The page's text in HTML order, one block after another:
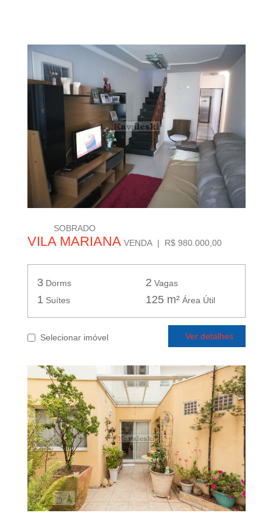
SOBRADO
VILA MARIANA VENDA | R$ 980.000,00
3 Dorms 2 Vagas
1 Suítes 125 m² Área Útil
Selecionar imóvel Ver detalhes